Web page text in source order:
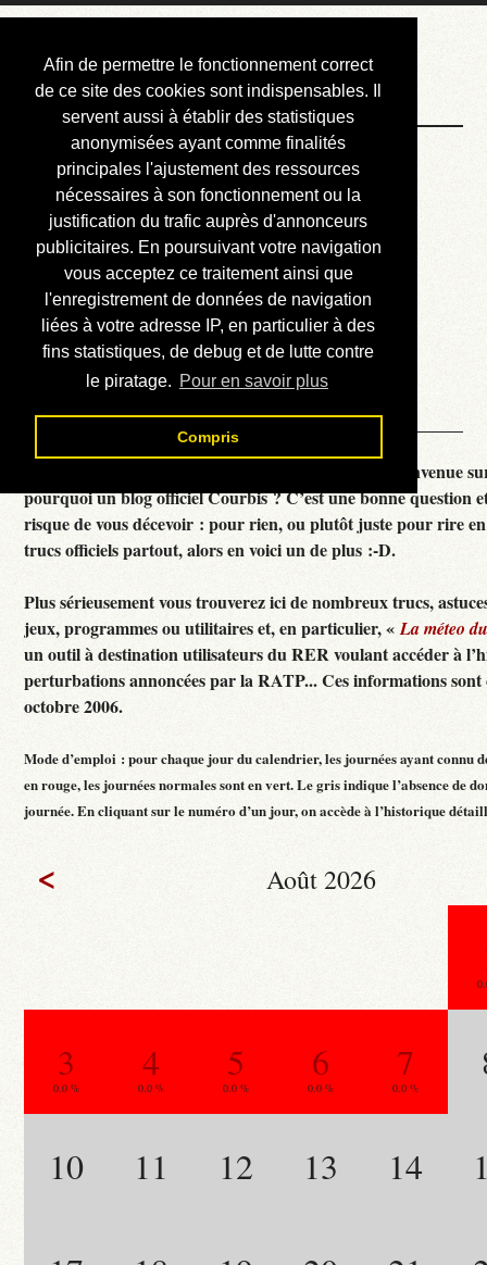
Afin de permettre le fonctionnement correct
de ce site des cookies sont indispensables. Il
servent aussi à établir des statistiques
anonymisées ayant comme finalités
principales l'ajustement des ressources
nécessaires à son fonctionnement ou la
justification du trafic auprès d'annonceurs
publicitaires. En poursuivant votre navigation
vous acceptez ce traitement ainsi que
l'enregistrement de données de navigation
liées à votre adresse IP, en particulier à des
fins statistiques, de debug et de lutte contre
le piratage. Pour en savoir plus
Compris
Courbis, « LE »
Blog Officiel
Bienvenue
Réalisations
Divers (et d’été)
Annonces
Liens externes
Téléchargement
Contact
Courbis, « LE » Blog Officiel - je vous souhaite la bienvenue
pourquoi un blog officiel Courbis ? C’est une bonne question
risque de vous décevoir : pour rien, ou plutôt juste pour rire
trucs officiels partout, alors en voici un de plus :-D.
Plus sérieusement vous trouverez ici de nombreux trucs,
jeux, programmes ou utilitaires et, en particulier, «La méteo
un outil à destination utilisateurs du RER voulant accéder à
perturbations annoncées par la RATP... Ces informations sont
octobre 2006.
Mode d’emploi : pour chaque jour du calendrier, les journées ayant connu
en rouge, les journées normales sont en vert. Le gris indique l’absence de
journée. En cliquant sur le numéro d’un jour, on accède à l’historique
< Août 2026
3
0.0 %
4
0.0 %
5
0.0 %
6
0.0 %
7
0.0 %
10 11 12 13 14